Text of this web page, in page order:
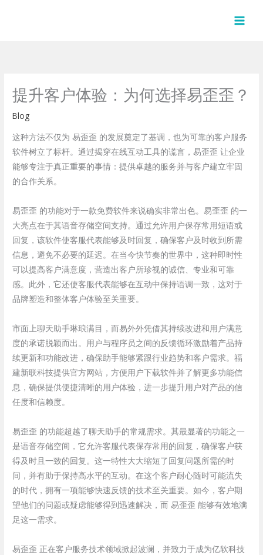
提升客户体验：为何选择易歪歪？
Blog
这种方法不仅为 易歪歪 的发展奠定了基调，也为可靠的客户服务
软件树立了标杆。通过揭穿在线互动工具的谎言，易歪歪 让企业
能够专注于真正重要的事情：提供卓越的服务并与客户建立牢固
的合作关系。
易歪歪 的功能对于一款免费软件来说确实非常出色。易歪歪 的一
大亮点在于其语音存储空间支持。通过允许用户保存常用短语或
回复，该软件使客服代表能够及时回复，确保客户及时收到所需
信息，避免不必要的延迟。在当今快节奏的世界中，这种即时性
可以提高客户满意度，营造出客户所珍视的诚信、专业和可靠
感。此外，它还使客服代表能够在互动中保持语调一致，这对于
品牌塑造和整体客户体验至关重要。
市面上聊天助手琳琅满目，而易外外凭借其持续改进和用户满意
度的承诺脱颖而出。用户与程序员之间的反馈循环激励着产品持
续更新和功能改进，确保助手能够紧跟行业趋势和客户需求。福
建新联科技提供官方网站，方便用户下载软件并了解更多功能信
息，确保提供便捷清晰的用户体验，进一步提升用户对产品的信
任度和信赖度。
易歪歪 的功能超越了聊天助手的常规需求。其最显著的功能之一
是语音存储空间，它允许客服代表保存常用的回复，确保客户获
得及时且一致的回复。这一特性大大缩短了回复问题所需的时
间，并有助于保持高水平的互动。在这个客户耐心随时可能流失
的时代，拥有一项能够快速反馈的技术至关重要。如今，客户期
望他们的问题或疑虑能够得到迅速解决，而 易歪歪 能够有效地满
足这一需求。
易歪歪 正在客户服务技术领域掀起波澜，并致力于成为亿软科技